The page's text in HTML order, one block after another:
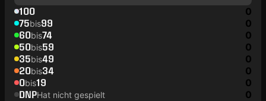
100 0
75bis99 0
60bis74 0
50bis59 0
35bis49 0
20bis34 0
0bis19 0
DNPHat nicht gespielt 0